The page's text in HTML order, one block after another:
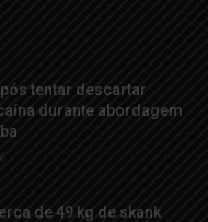
tentar descartar
durante abordagem
de 49 kg de skank